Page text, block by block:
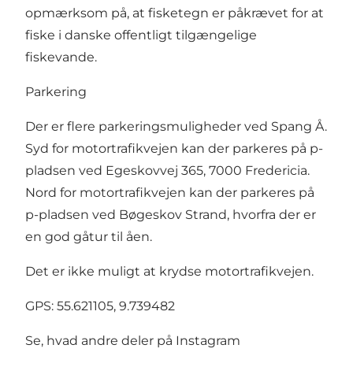
opmærksom på, at fisketegn er påkrævet for at
fiske i danske offentligt tilgængelige
fiskevande.
Parkering
Der er flere parkeringsmuligheder ved Spang Å.
Syd for motortrafikvejen kan der parkeres på p-
pladsen ved Egeskovvej 365, 7000 Fredericia.
Nord for motortrafikvejen kan der parkeres på
p-pladsen ved Bøgeskov Strand, hvorfra der er
en god gåtur til åen.
Det er ikke muligt at krydse motortrafikvejen.
GPS: 55.621105, 9.739482
Se, hvad andre deler på Instagram